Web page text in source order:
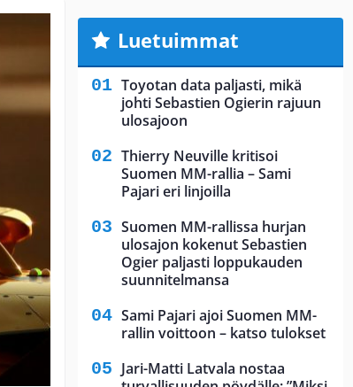
Luetuimmat
Toyotan data paljasti, mikä
johti Sebastien Ogierin rajuun
ulosajoon
Thierry Neuville kritisoi
Suomen MM-rallia – Sami
Pajari eri linjoilla
Suomen MM-rallissa hurjan
ulosajon kokenut Sebastien
Ogier paljasti loppukauden
suunnitelmansa
Sami Pajari ajoi Suomen MM-
rallin voittoon – katso tulokset
Jari-Matti Latvala nostaa